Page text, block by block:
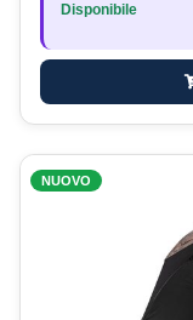
Disponibile
NUOVO